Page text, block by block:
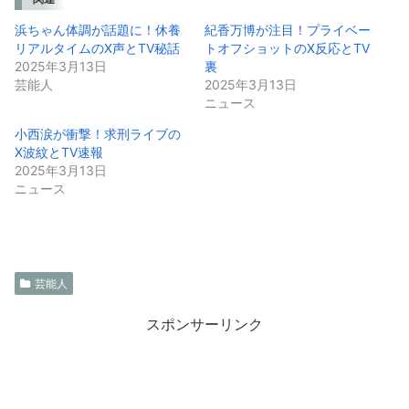
浜ちゃん体調が話題に！休養
リアルタイムのX声とTV秘話
2025年3月13日
芸能人
紀香万博が注目！プライベー
トオフショットのX反応とTV
裏
2025年3月13日
ニュース
小西涙が衝撃！求刑ライブの
X波紋とTV速報
2025年3月13日
ニュース
芸能人
スポンサーリンク